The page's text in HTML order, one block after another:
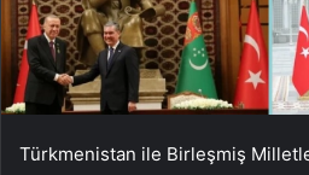
Türkmenistan ile Birleşmiş